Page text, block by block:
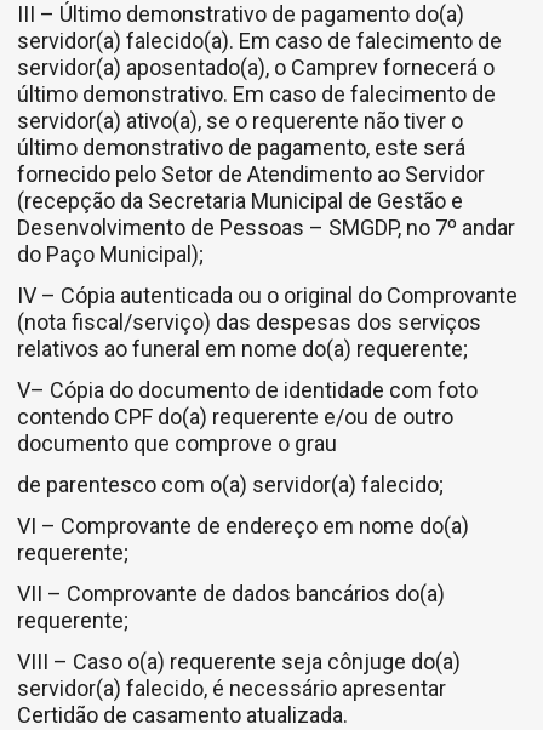
III – Último demonstrativo de pagamento do(a)
servidor(a) falecido(a). Em caso de falecimento de
servidor(a) aposentado(a), o Camprev fornecerá o
último demonstrativo. Em caso de falecimento de
servidor(a) ativo(a), se o requerente não tiver o
último demonstrativo de pagamento, este será
fornecido pelo Setor de Atendimento ao Servidor
(recepção da Secretaria Municipal de Gestão e
Desenvolvimento de Pessoas – SMGDP, no 7º andar
do Paço Municipal);
IV – Cópia autenticada ou o original do Comprovante
(nota fiscal/serviço) das despesas dos serviços
relativos ao funeral em nome do(a) requerente;
V– Cópia do documento de identidade com foto
contendo CPF do(a) requerente e/ou de outro
documento que comprove o grau
de parentesco com o(a) servidor(a) falecido;
VI – Comprovante de endereço em nome do(a)
requerente;
VII – Comprovante de dados bancários do(a)
requerente;
VIII – Caso o(a) requerente seja cônjuge do(a)
servidor(a) falecido, é necessário apresentar
Certidão de casamento atualizada.